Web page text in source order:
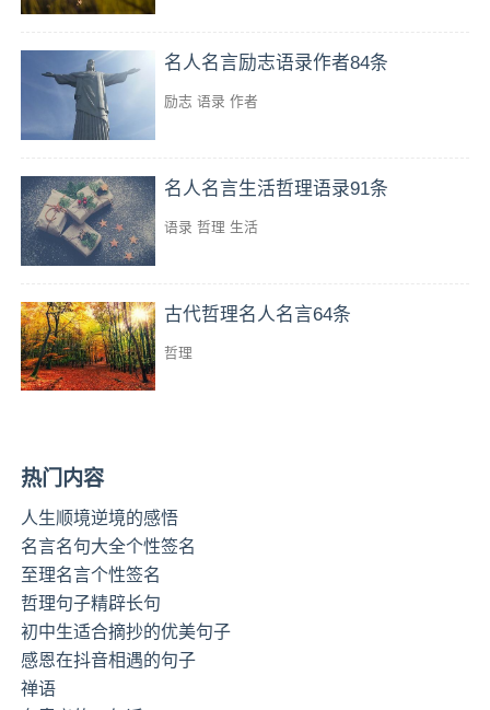
名人名言励志语录作者84条
励志 语录 作者
名人名言生活哲理语录91条
语录 哲理 生活
古代哲理名人名言64条
哲理
热门内容
人生顺境逆境的感悟
名言名句大全个性签名
至理名言个性签名
哲理句子精辟长句
初中生适合摘抄的优美句子
感恩在抖音相遇的句子
禅语